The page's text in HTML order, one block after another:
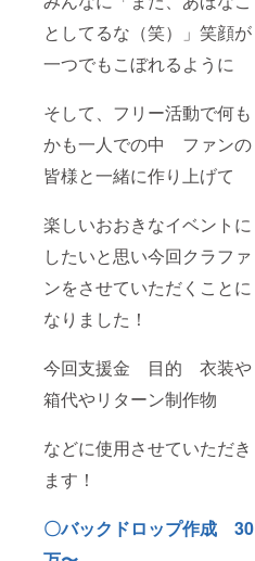
としてるな（笑）」笑顔が
一つでもこぼれるように
そして、フリー活動で何も
かも一人での中 ファンの
皆様と一緒に作り上げて
楽しいおおきなイベントに
したいと思い今回クラファ
ンをさせていただくことに
なりました！
今回支援金 目的 衣装や
箱代やリターン制作物
などに使用させていただき
ます！
〇バックドロップ作成 30